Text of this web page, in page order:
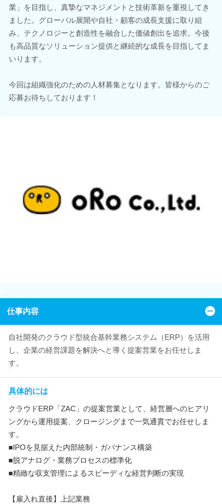
業」を目指し、真摯なマネジメントと技術革新を重視してき
ました。グローバル展開や自社・顧客の成長支援に取り組
み、テクノロジーと創造性を融合した価値創出を追求。今後
も高品質なソリューション提供と継続的な成長を目指してま
いります。
今回は組織強化のための人材募集となります。皆様からのご
応募お待ちしております！
仕事内容
自社開発のクラウド型統合基幹業務システム（ERP）を活用
し、企業の経営課題を解決へと導く提案営業をお任せしま
す。
具体的には
クラウドERP「ZAC」の提案営業として、経営層へのヒアリ
ングから運用提案、クロージングまで一気通貫でお任せしま
す。
■IPOを見据えた内部統制・ガバナンス構築
■脱アナログ・業務プロセスの標準化
■精緻な収支管理によるスピーディな経営判断の実現
【雇入れ直後】上記業務